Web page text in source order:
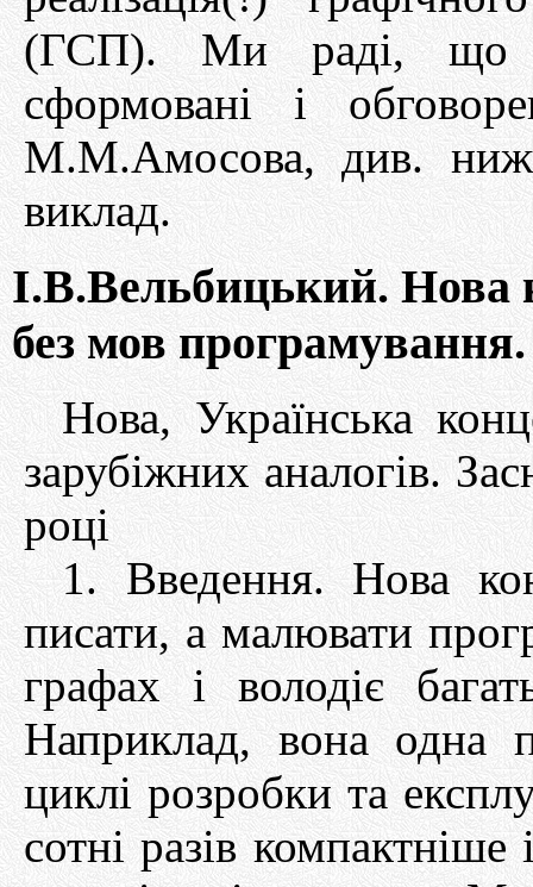
(ГСП). Ми раді, що
сформовані і
М.М.Амосова, див.
виклад.
І.В.Вельбицький. Нова
без мов програмування.
Нова, Українська
зарубіжних аналогів.
році
1. Введення. Нова
писати, а малювати
графах і володіє
Наприклад, вона одна
циклі розробки та
сотні разів